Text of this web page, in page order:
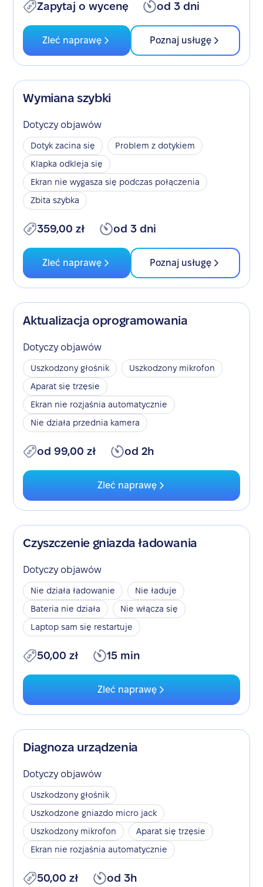
Zapytaj o wycenę od 3 dni
Zleć naprawę Poznaj usługę
Wymiana szybki
Dotyczy objawów
Dotyk zacina się
Problem z dotykiem
Klapka odkleja się
Ekran nie wygasza się podczas połączenia
Zbita szybka
359,00 zł od 3 dni
Zleć naprawę Poznaj usługę
Aktualizacja oprogramowania
Dotyczy objawów
Uszkodzony głośnik
Uszkodzony mikrofon
Aparat się trzęsie
Ekran nie rozjaśnia automatycznie
Nie działa przednia kamera
od 99,00 zł od 2h
Zleć naprawę
Czyszczenie gniazda ładowania
Dotyczy objawów
Nie działa ładowanie
Nie ładuje
Bateria nie działa
Nie włącza się
Laptop sam się restartuje
50,00 zł 15 min
Zleć naprawę
Diagnoza urządzenia
Dotyczy objawów
Uszkodzony głośnik
Uszkodzone gniazdo micro jack
Uszkodzony mikrofon
Aparat się trzęsie
Ekran nie rozjaśnia automatycznie
50,00 zł od 3h